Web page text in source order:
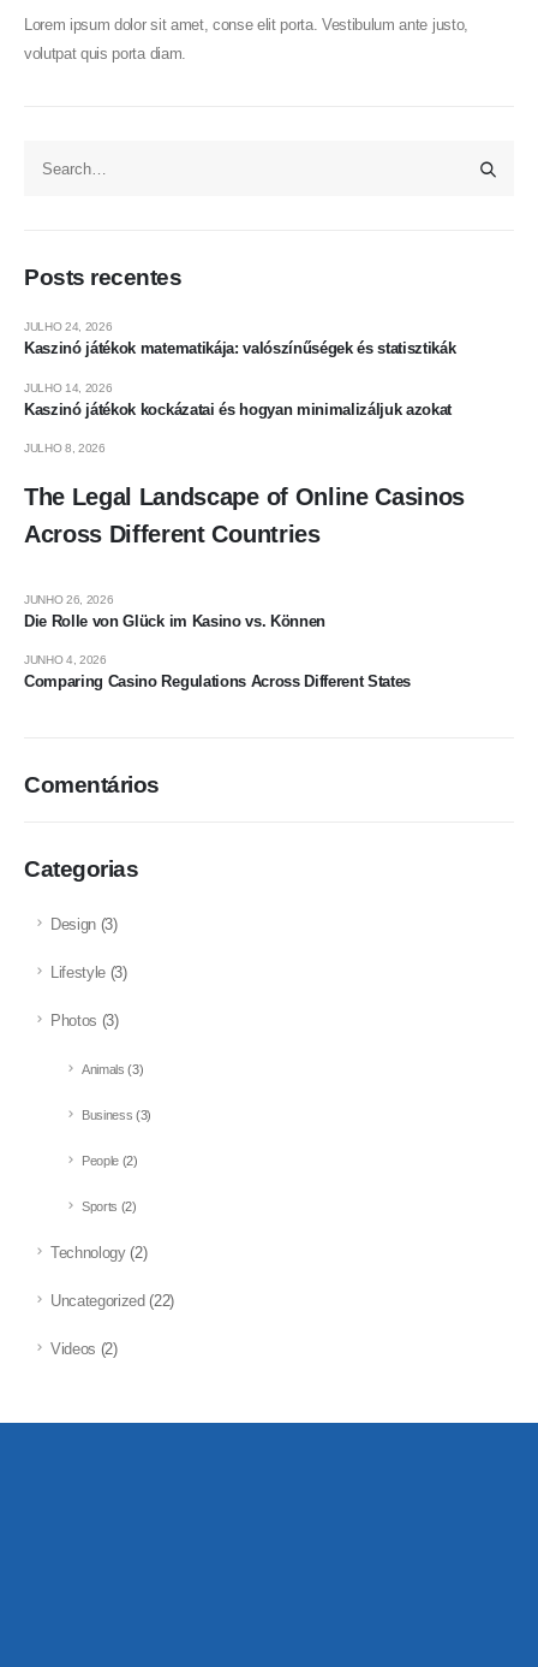
Lorem ipsum dolor sit amet, conse elit porta. Vestibulum ante justo,
volutpat quis porta diam.
Posts recentes
Kaszinó játékok matematikája: valószínűségek és statisztikák
JULHO 24, 2026
Kaszinó játékok kockázatai és hogyan minimalizáljuk azokat
JULHO 14, 2026
The Legal Landscape of Online Casinos
Across Different Countries
JULHO 8, 2026
Die Rolle von Glück im Kasino vs. Können
JUNHO 26, 2026
Comparing Casino Regulations Across Different States
JUNHO 4, 2026
Comentários
Categorias
Design (3)
Lifestyle (3)
Photos (3)
Animals (3)
Business (3)
People (2)
Sports (2)
Technology(2)
Uncategorized (22)
Videos (2)